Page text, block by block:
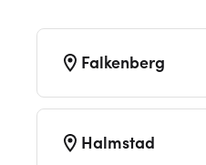
Falkenberg
Halmstad